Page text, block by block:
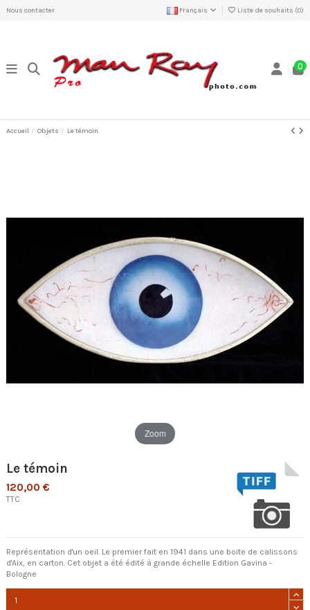
Nous contacter Français Liste de souhaits (0)
0
Accueil Objets Le témoin
Zoom
Le témoin
120,00 €
TTC
Représentation d'un oeil. Le premier fait en 1941 dans une boite de calissons
d'Aix, en carton. Cet objet a été édité à grande échelle Edition Gavina -
Bologne